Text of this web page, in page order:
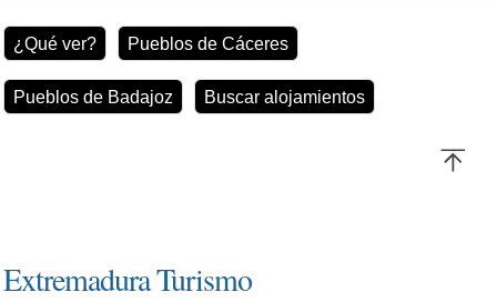
¿Qué ver? Pueblos de Cáceres
Pueblos de Badajoz Buscar alojamientos
Extremadura Turismo